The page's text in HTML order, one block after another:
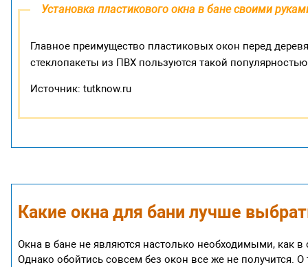
Установка пластикового окна в бане своими
Главное преимущество пластиковых окон перед
стеклопакеты из ПВХ пользуются такой
Источник: tutknow.ru
Какие окна для бани лучше
Окна в бане не являются настолько необходимыми, как
Однако обойтись совсем без окон все же не получится.